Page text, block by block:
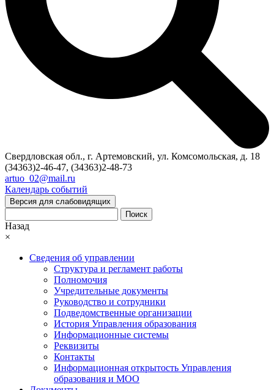
Свердловская обл., г. Артемовский, ул. Комсомольская, д. 18
(34363)2-46-47, (34363)2-48-73
artuo_02@mail.ru
Календарь событий
Версия для слабовидящих
Поиск
Назад
×
Сведения об управлении
Структура и регламент работы
Полномочия
Учредительные документы
Руководство и сотрудники
Подведомственные организации
История Управления образования
Информационные системы
Реквизиты
Контакты
Информационная открытость Управления
образования и МОО